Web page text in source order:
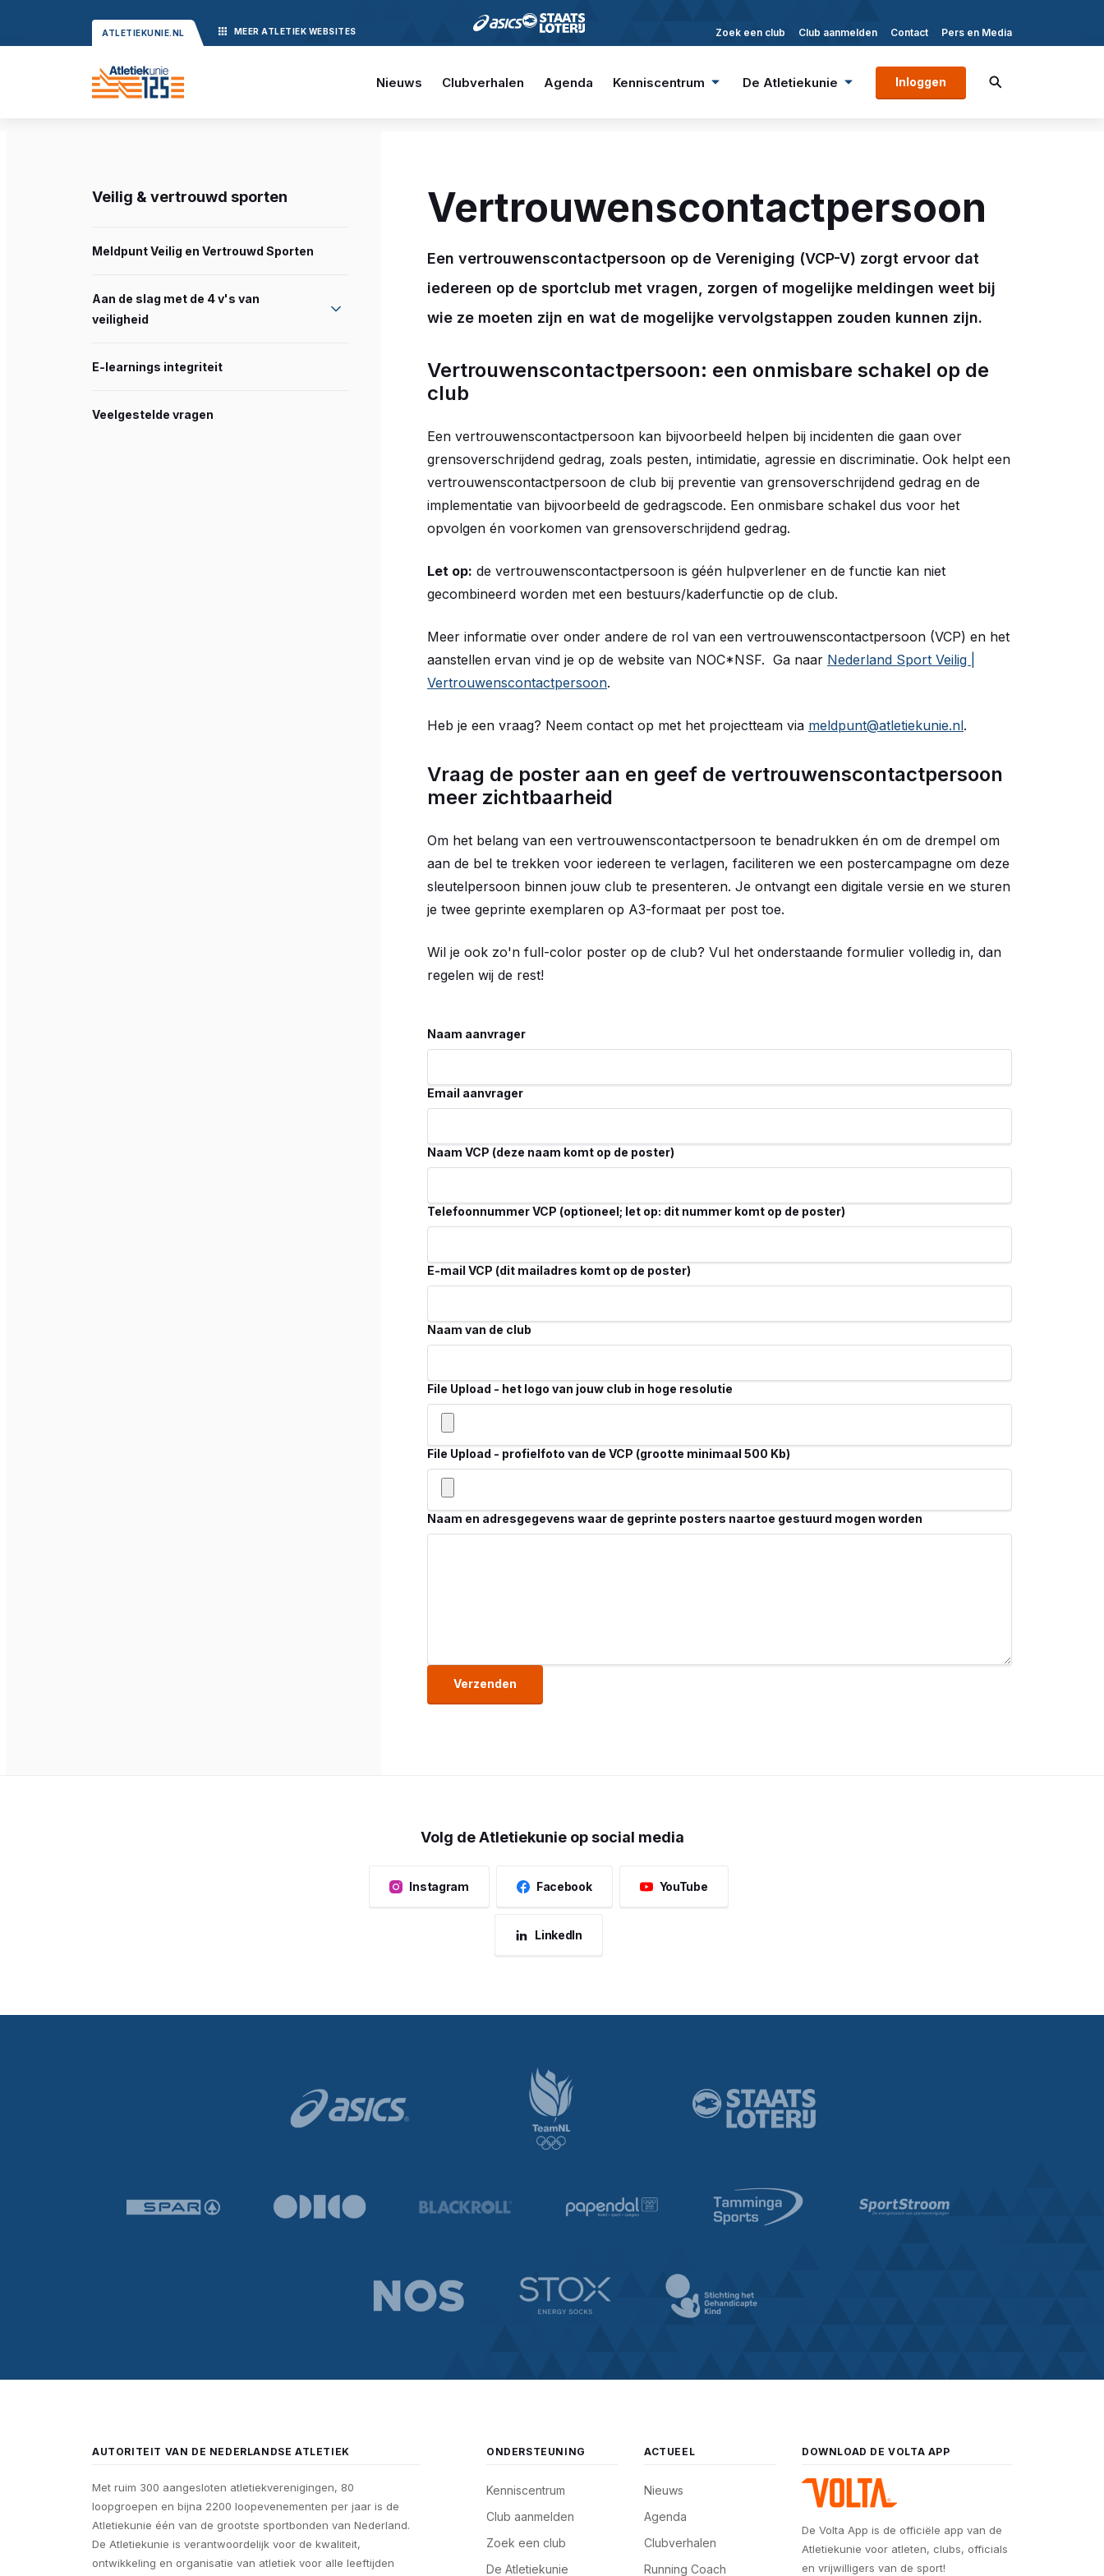
ATLETIEKUNIE.NL MEER ATLETIEK WEBSITES Zoek een club Club aanmelden Contact Pers en Media
Nieuws Clubverhalen Agenda Kenniscentrum De Atletiekunie Inloggen
Veilig & vertrouwd sporten
Meldpunt Veilig en Vertrouwd Sporten
Aan de slag met de 4 v's van
veiligheid
E-learnings integriteit
Veelgestelde vragen
Vertrouwenscontactpersoon
Een vertrouwenscontactpersoon op de Vereniging (VCP-V) zorgt ervoor dat
iedereen op de sportclub met vragen, zorgen of mogelijke meldingen weet bij
wie ze moeten zijn en wat de mogelijke vervolgstappen zouden kunnen zijn.
Vertrouwenscontactpersoon: een onmisbare schakel op de
club
Een vertrouwenscontactpersoon kan bijvoorbeeld helpen bij incidenten die gaan over
grensoverschrijdend gedrag, zoals pesten, intimidatie, agressie en discriminatie. Ook helpt een
vertrouwenscontactpersoon de club bij preventie van grensoverschrijdend gedrag en de
implementatie van bijvoorbeeld de gedragscode. Een onmisbare schakel dus voor het
opvolgen én voorkomen van grensoverschrijdend gedrag.
Let op: de vertrouwenscontactpersoon is géén hulpverlener en de functie kan niet
gecombineerd worden met een bestuurs/kaderfunctie op de club.
Meer informatie over onder andere de rol van een vertrouwenscontactpersoon (VCP) en het
aanstellen ervan vind je op de website van NOC*NSF. Ga naar Nederland Sport Veilig |
Vertrouwenscontactpersoon.
Heb je een vraag? Neem contact op met het projectteam via meldpunt@atletiekunie.nl.
Vraag de poster aan en geef de vertrouwenscontactpersoon
meer zichtbaarheid
Om het belang van een vertrouwenscontactpersoon te benadrukken én om de drempel om
aan de bel te trekken voor iedereen te verlagen, faciliteren we een postercampagne om deze
sleutelpersoon binnen jouw club te presenteren. Je ontvangt een digitale versie en we sturen
je twee geprinte exemplaren op A3-formaat per post toe.
Wil je ook zo'n full-color poster op de club? Vul het onderstaande formulier volledig in, dan
regelen wij de rest!
Naam aanvrager
Email aanvrager
Naam VCP (deze naam komt op de poster)
Telefoonnummer VCP (optioneel; let op: dit nummer komt op de poster)
E-mail VCP (dit mailadres komt op de poster)
Naam van de club
File Upload - het logo van jouw club in hoge resolutie
File Upload - profielfoto van de VCP (grootte minimaal 500 Kb)
Naam en adresgegevens waar de geprinte posters naartoe gestuurd mogen worden
Verzenden
Volg de Atletiekunie op social media
Instagram Facebook YouTube
LinkedIn
AUTORITEIT VAN DE NEDERLANDSE ATLETIEK
Met ruim 300 aangesloten atletiekverenigingen, 80
loopgroepen en bijna 2200 loopevenementen per jaar is de
Atletiekunie één van de grootste sportbonden van Nederland.
De Atletiekunie is verantwoordelijk voor de kwaliteit,
ontwikkeling en organisatie van atletiek voor alle leeftijden
ONDERSTEUNING
Kenniscentrum
Club aanmelden
Zoek een club
De Atletiekunie
ACTUEEL
Nieuws
Agenda
Clubverhalen
Running Coach
DOWNLOAD DE VOLTA APP
De Volta App is de officiële app van de
Atletiekunie voor atleten, clubs, officials
en vrijwilligers van de sport!